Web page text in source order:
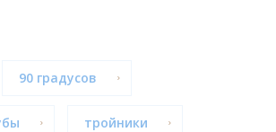
90 градусов
тройники